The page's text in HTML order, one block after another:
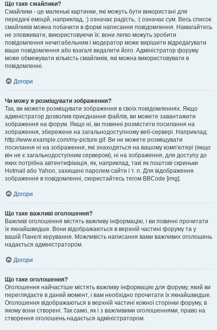
Що таке смайлики?
Смайлики - це маленькі картинки, які можуть бути використані для
передачі емоцій, наприклад, :) означає радість, :( означає сум. Весь список
смайликів можна побачити в формі написання повідомлення. Намагайтесь
не зловживати, використовуючи їх: вони легко можуть зробити
повідомлення нечитабельним і модератор може вирішити відредагувати
ваше повідомлення або взагалі видалити його. Адміністратор форуму
може обмежувати кількість смайликів, які можна використовувати в
повідомленні.
Догори
Чи можу я розміщувати зображення?
Так, ви можете розміщувати зображення в своїх повідомленнях. Якщо
адміністратор дозволив приєднання файлів, ви можете завантажити
зображення на форум. Якщо ні, ви повинні розмістити посилання на
зображення, збережене на загальнодоступному веб-сервері. Наприклад:
http://www.example.com/my-picture.gif. Ви не можете розміщувати
посилання ні на зображення, які знаходяться на вашому комп'ютері (якщо
він не є загальнодоступним сервером), ні на зображення, для доступу до
яких потрібна автентифікація, як, наприклад, такі як поштові скриньки
Hotmail або Yahoo, захищені паролем сайти і т. п. Для відображення
зображення в повідомленні, скористайтесь тегом BBCode [img].
Догори
Що таке важливі оголошення?
Важливі оголошення містять важливу інформацію, і ви повинні прочитати
їх якнайшвидше. Вони відображаються в верхній частині форуму та у
вашій Панелі керування. Можливість написання вами важливих оголошень
надається адміністратором.
Догори
Що таке оголошення?
Оголошення найчастіше містять важливу інформацію для форуму, який ви
переглядаєте в даний момент, і вам необхідно прочитати їх якнайшвидше.
Оголошення відображаються в верхній частині кожної сторінки форуму, в
якому вони створені. Так само, як і з важливими оголошеннями, право на
створення оголошень надається адміністратором.